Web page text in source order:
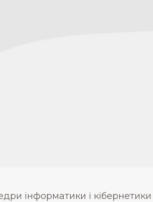
інформатики і кібернетики